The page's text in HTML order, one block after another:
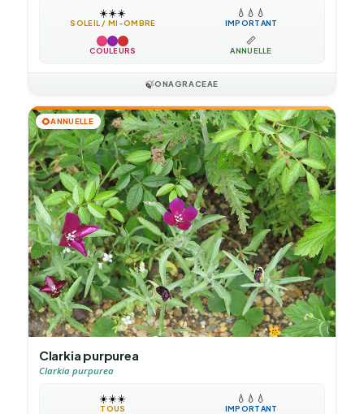
☀️☀️☀️
SOLEIL / MI-OMBRE
💧 💧 💧
IMPORTANT
COULEURS
📏
ANNUELLE
🍃ONAGRACEAE
🌻ANNUELLE
Clarkia purpurea
Clarkia purpurea
☀️☀️☀️
TOUS
💧 💧 💧
IMPORTANT